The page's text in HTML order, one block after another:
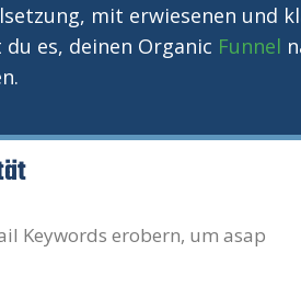
mit erwiesenen und
es, deinen Organic Funnel
Keywords erobern, um asap